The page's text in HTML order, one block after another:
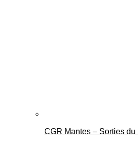
CGR Mantes – Sorties